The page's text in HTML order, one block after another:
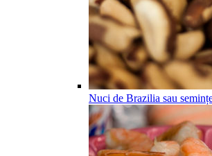
Nuci de Brazilia sau